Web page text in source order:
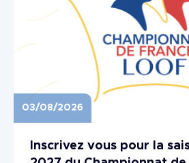
03/08/2026
Inscrivez vous pour la